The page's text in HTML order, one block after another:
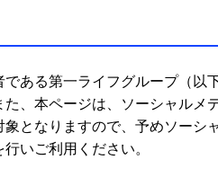
ある第一ライフグループ（
、本ページは、ソーシャル
となりますので、予めソー
いご利用ください。